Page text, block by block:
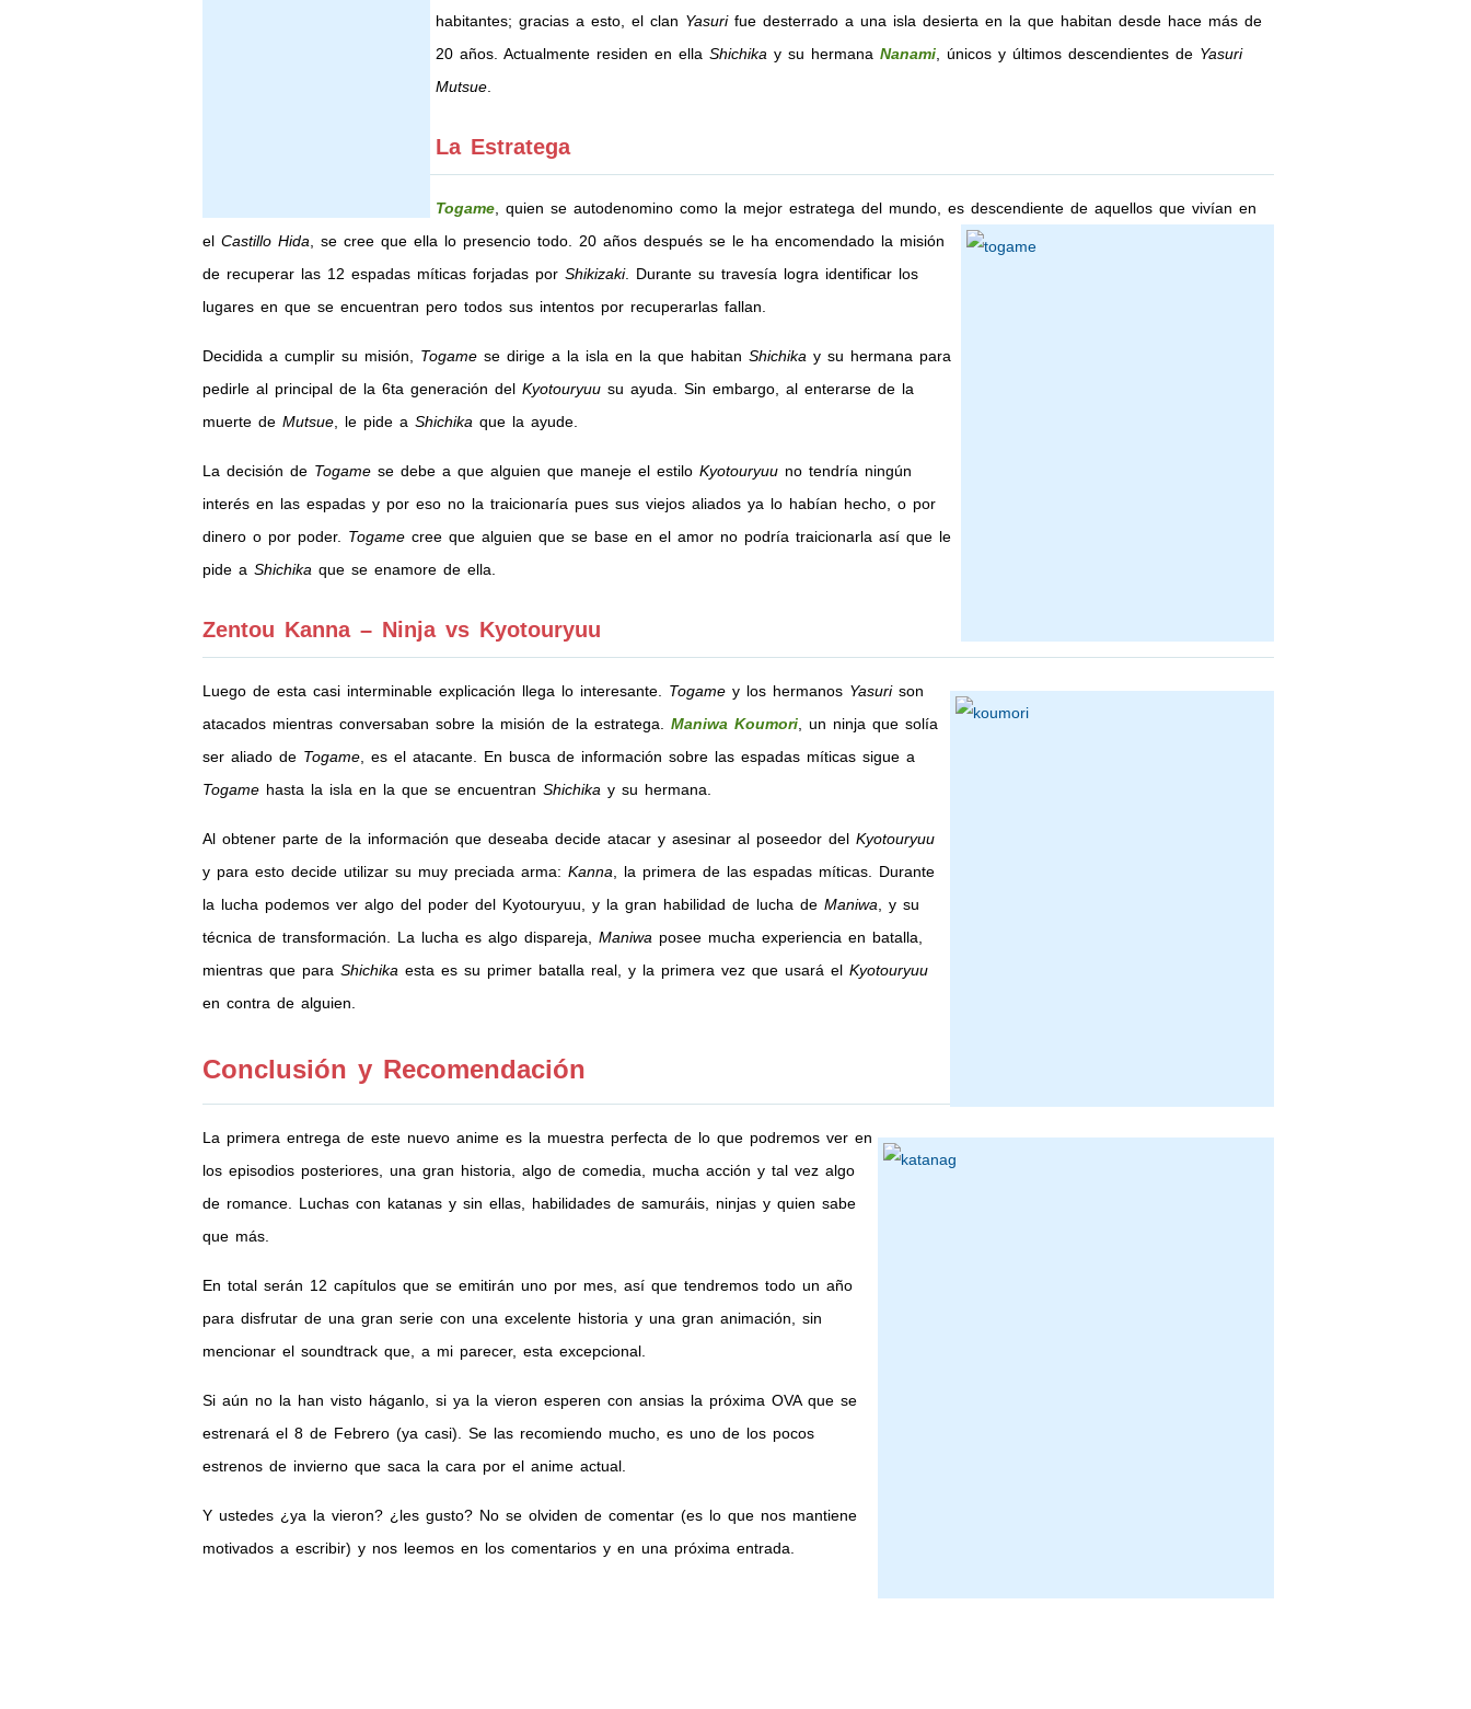
habitantes; gracias a esto, el clan Yasurifue desterrado a una isla desierta en la que habitan desde hace más de
20 años. Actualmente residen en ella Shichikay su hermana Nanami, únicos y últimos descendientes de Yasuri
Mutsue.
La Estratega
Togame, quien se autodenomino como la mejor estratega del mundo, es descendiente de aquellos que vivían en
el Castillo Hida, se cree que ella lo presencio todo. 20 años después se le ha encomendado la misión
de recuperar las 12 espadas míticas forjadas por Shikizaki. Durante su travesía logra identificar los
lugares en que se encuentran pero todos sus intentos por recuperarlas fallan.
Decidida a cumplir su misión, Togamese dirige a la isla en la que habitan Shichikay su hermana para
pedirle al principal de la 6ta generación del Kyotouryuusu ayuda. Sin embargo, al enterarse de la
muerte de Mutsue, le pide a Shichikaque la ayude.
La decisión de Togamese debe a que alguien que maneje el estilo Kyotouryuuno tendría ningún
interés en las espadas y por eso no la traicionaría pues sus viejos aliados ya lo habían hecho, o por
dinero o por poder. Togamecree que alguien que se base en el amor no podría traicionarla así que le
pide a Shichikaque se enamore de ella.
Zentou Kanna – Ninja vs Kyotouryuu
Luego de esta casi interminable explicación llega lo interesante. Togamey los hermanos Yasurison
atacados mientras conversaban sobre la misión de la estratega. Maniwa Koumori, un ninja que solía
ser aliado de Togame, es el atacante. En busca de información sobre las espadas míticas sigue a
Togamehasta la isla en la que se encuentran Shichikay su hermana.
Al obtener parte de la información que deseaba decide atacar y asesinar al poseedor del Kyotouryuu
y para esto decide utilizar su muy preciada arma: Kanna, la primera de las espadas míticas. Durante
la lucha podemos ver algo del poder del Kyotouryuu, y la gran habilidad de lucha de Maniwa, y su
técnica de transformación. La lucha es algo dispareja, Maniwaposee mucha experiencia en batalla,
mientras que para Shichikaesta es su primer batalla real, y la primera vez que usará el Kyotouryuu
en contra de alguien.
Conclusión y Recomendación
La primera entrega de este nuevo anime es la muestra perfecta de lo que podremos ver en
los episodios posteriores, una gran historia, algo de comedia, mucha acción y tal vez algo
de romance. Luchas con katanas y sin ellas, habilidades de samuráis, ninjas y quien sabe
que más.
En total serán 12 capítulos que se emitirán uno por mes, así que tendremos todo un año
para disfrutar de una gran serie con una excelente historia y una gran animación, sin
mencionar el soundtrack que, a mi parecer, esta excepcional.
Si aún no la han visto háganlo, si ya la vieron esperen con ansias la próxima OVA que se
estrenará el 8 de Febrero (ya casi). Se las recomiendo mucho, es uno de los pocos
estrenos de invierno que saca la cara por el anime actual.
Y ustedes ¿ya la vieron? ¿les gusto? No se olviden de comentar (es lo que nos mantiene
motivados a escribir) y nos leemos en los comentarios y en una próxima entrada.